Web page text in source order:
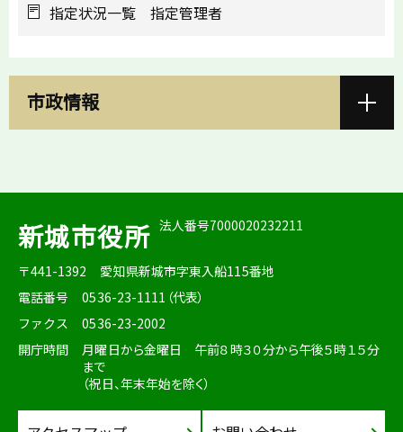
指定状況一覧 指定管理者
市政情報
新城市役所 法人番号7000020232211
〒441-1392
愛知県新城市字東入船115番地
電話番号
0536-23-1111（代表）
ファクス
0536-23-2002
開庁時間
月曜日から金曜日 午前８時３０分から午後５時１５分
まで
（祝日、年末年始を除く）